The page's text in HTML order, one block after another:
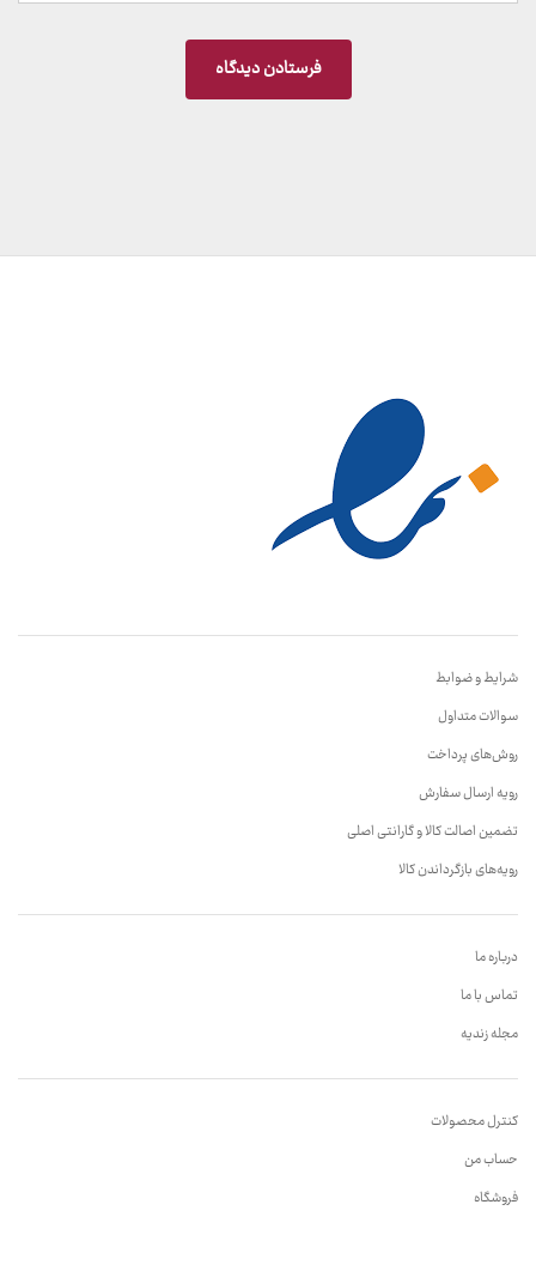
شرایط و ضوابط
سوالات متداول
روش‌های پرداخت
رویه ارسال سفارش
تضمین اصالت کالا و گارانتی اصلی
رویه‌های بازگرداندن کالا
درباره ما
تماس با ما
مجله زندیه
کنترل محصولات
حساب من
فروشگاه